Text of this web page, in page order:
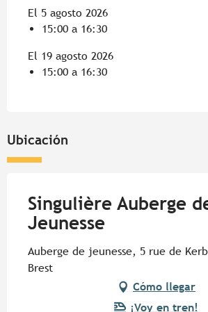
El 5 agosto 2026
15:00 a 16:30
El 19 agosto 2026
15:00 a 16:30
Ubicación
Singulière Auberge
Jeunesse
Auberge de jeunesse, 5 rue de
Brest
Cómo llegar
¡Voy en tren!